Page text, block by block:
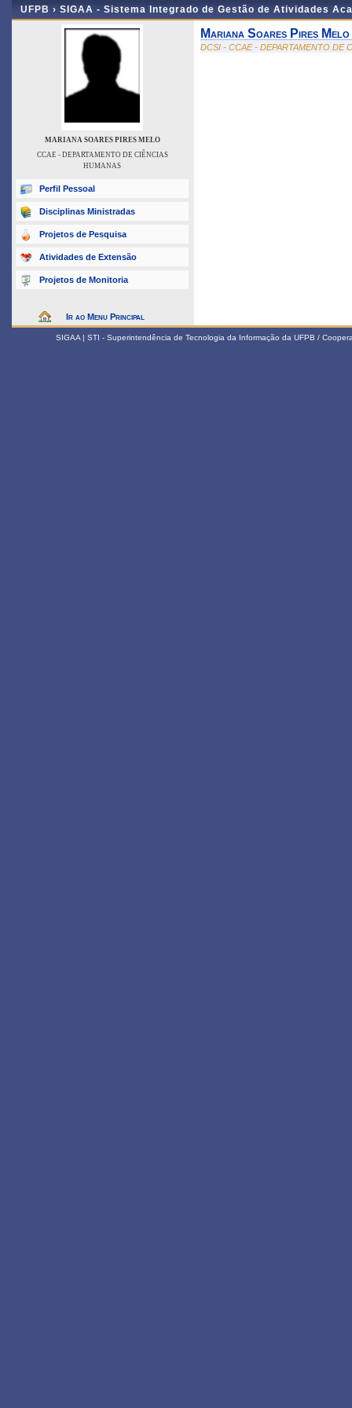
UFPB › SIGAA - Sistema Integrado de Gestão de Atividades
MARIANA SOARES PIRES MELO
CCAE - DEPARTAMENTO DE CIÊNCIAS
HUMANAS
Perfil Pessoal
Disciplinas Ministradas
Projetos de Pesquisa
Atividades de Extensão
Projetos de Monitoria
Ir ao Menu Principal
Mariana Soares Pires Melo
DCSI - CCAE - DEPARTAMENTO DE
SIGAA | STI - Superintendência de Tecnologia da Informação da UFPB /